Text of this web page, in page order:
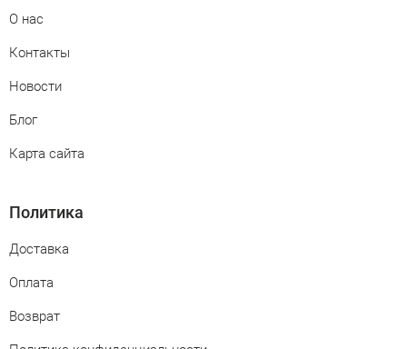
О нас
Контакты
Новости
Блог
Карта сайта
Политика
Доставка
Оплата
Возврат